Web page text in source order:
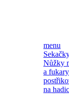
menu
Nůžky
a fukary
na